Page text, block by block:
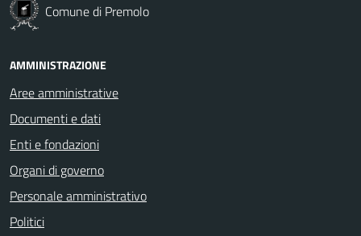
Comune di Premolo
AMMINISTRAZIONE
Aree amministrative
Documenti e dati
Enti e fondazioni
Organi di governo
Personale amministrativo
Politici